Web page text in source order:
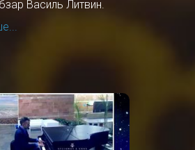
Василь Литвин.